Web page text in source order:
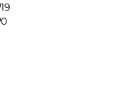
19
0